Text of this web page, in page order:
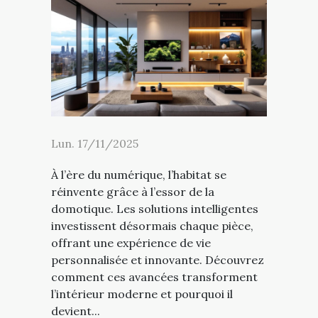
Lun. 17/11/2025
À l’ère du numérique, l’habitat se
réinvente grâce à l’essor de la
domotique. Les solutions intelligentes
investissent désormais chaque pièce,
offrant une expérience de vie
personnalisée et innovante. Découvrez
comment ces avancées transforment
l’intérieur moderne et pourquoi il
devient...